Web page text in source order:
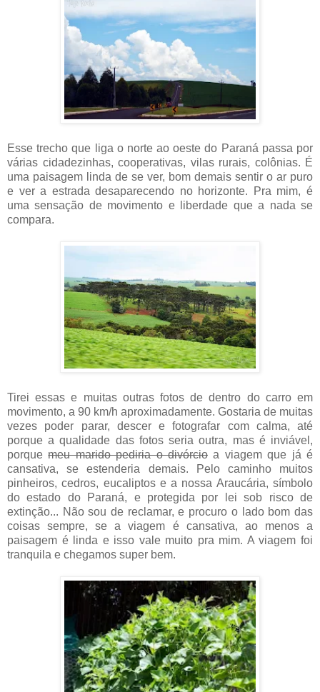
Esse trecho que liga o norte ao oeste do Paraná passa por
várias cidadezinhas, cooperativas, vilas rurais, colônias. É
uma paisagem linda de se ver, bom demais sentir o ar puro
e ver a estrada desaparecendo no horizonte. Pra mim, é
uma sensação de movimento e liberdade que a nada se
compara.
Tirei essas e muitas outras fotos de dentro do carro em
movimento, a 90 km/h aproximadamente. Gostaria de muitas
vezes poder parar, descer e fotografar com calma, até
porque a qualidade das fotos seria outra, mas é inviável,
porquemeu marido pediria o divórcio a viagem que já é
cansativa, se estenderia demais. Pelo caminho muitos
pinheiros, cedros, eucaliptos e a nossa Araucária, símbolo
do estado do Paraná, e protegida por lei sob risco de
extinção... Não sou de reclamar, e procuro o lado bom das
coisas sempre, se a viagem é cansativa, ao menos a
paisagem é linda e isso vale muito pra mim. A viagem foi
tranquila e chegamos super bem.